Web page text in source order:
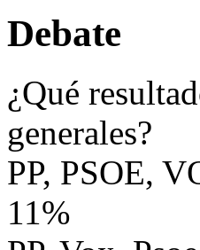
Debate
¿Qué
generales?
PP, PSOE,
11%